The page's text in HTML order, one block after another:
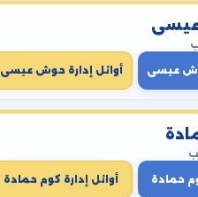
عيسى أوائل إدارة حوش عيسى
حمادة أوائل إدارة كوم حمادة